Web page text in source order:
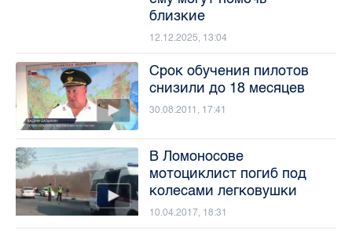
близкие
12.12.2025, 13:04
Срок обучения пилотов
снизили до 18 месяцев
30.08.2011, 17:41
В Ломоносове
мотоциклист погиб под
колесами легковушки
10.04.2017, 18:31